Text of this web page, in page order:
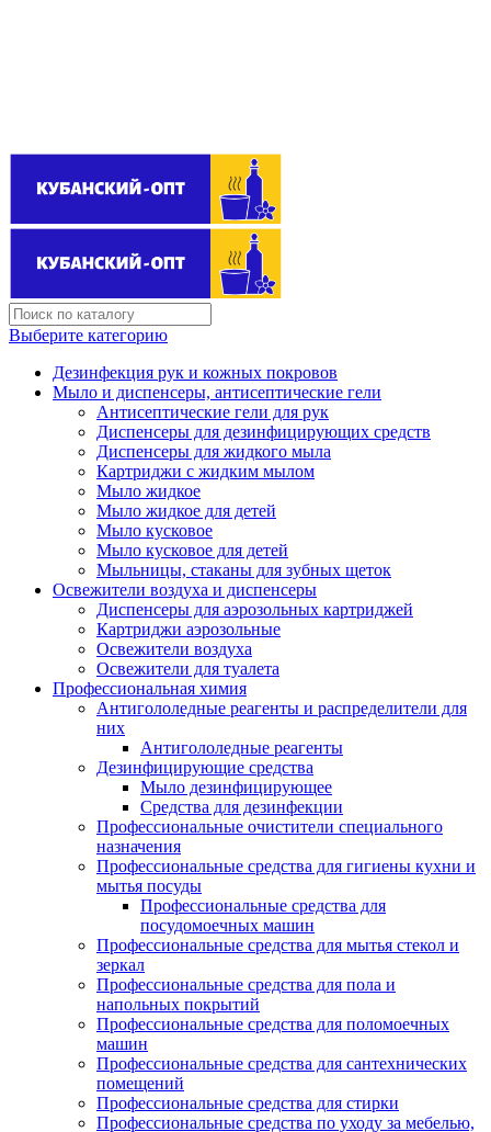
Выберите категорию
Дезинфекция рук и кожных покровов
Мыло и диспенсеры, антисептические гели
Антисептические гели для рук
Диспенсеры для дезинфицирующих средств
Диспенсеры для жидкого мыла
Картриджи с жидким мылом
Мыло жидкое
Мыло жидкое для детей
Мыло кусковое
Мыло кусковое для детей
Мыльницы, стаканы для зубных щеток
Освежители воздуха и диспенсеры
Диспенсеры для аэрозольных картриджей
Картриджи аэрозольные
Освежители воздуха
Освежители для туалета
Профессиональная химия
Антигололедные реагенты и распределители для
них
Антигололедные реагенты
Дезинфицирующие средства
Мыло дезинфицирующее
Средства для дезинфекции
Профессиональные очистители специального
назначения
Профессиональные средства для гигиены кухни и
мытья посуды
Профессиональные средства для
посудомоечных машин
Профессиональные средства для мытья стекол и
зеркал
Профессиональные средства для пола и
напольных покрытий
Профессиональные средства для поломоечных
машин
Профессиональные средства для сантехнических
помещений
Профессиональные средства для стирки
Профессиональные средства по уходу за мебелью,